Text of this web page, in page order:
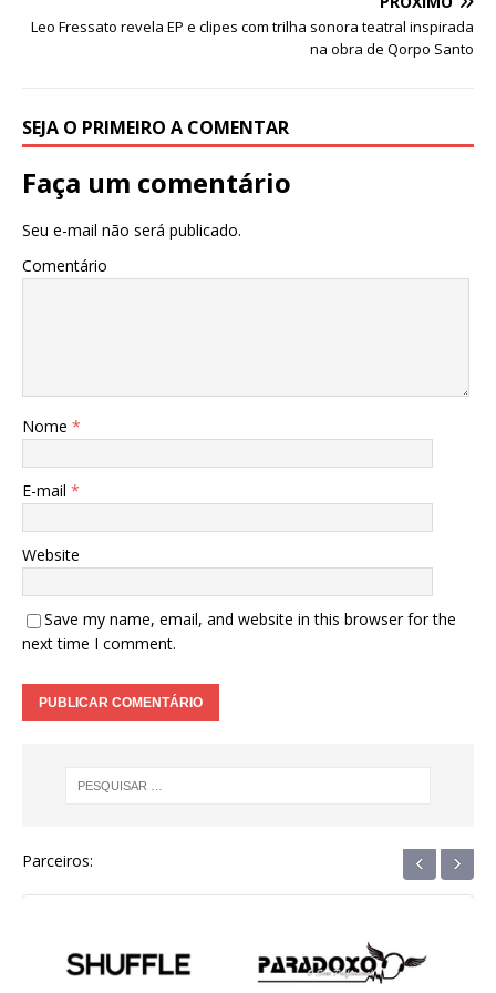
Leo Fressato revela EP e clipes com trilha sonora teatral inspirada
na obra de Qorpo Santo
SEJA O PRIMEIRO A COMENTAR
Faça um comentário
Seu e-mail não será publicado.
Comentário
Nome *
E-mail *
Website
Save my name, email, and website in this browser for the
next time I comment.
Parceiros: ‹ ›